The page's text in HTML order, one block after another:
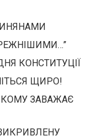
КОНСТИТУЦІЇ
ЩИРО!
ЗАВАЖАЄ